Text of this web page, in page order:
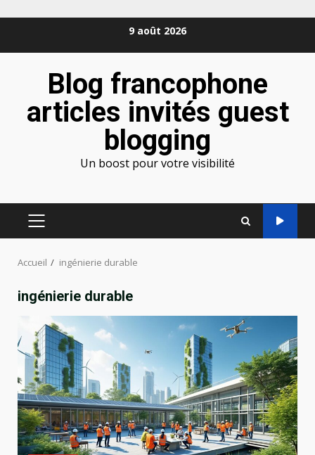
9 août 2026
Blog francophone
articles invités guest
blogging
Un boost pour votre visibilité
MENU
Accueil ingénierie durable
ingénierie durable